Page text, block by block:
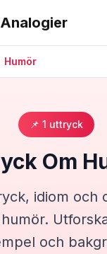
Humör
📌 1 uttryck
Om
idiom och
humör.
och